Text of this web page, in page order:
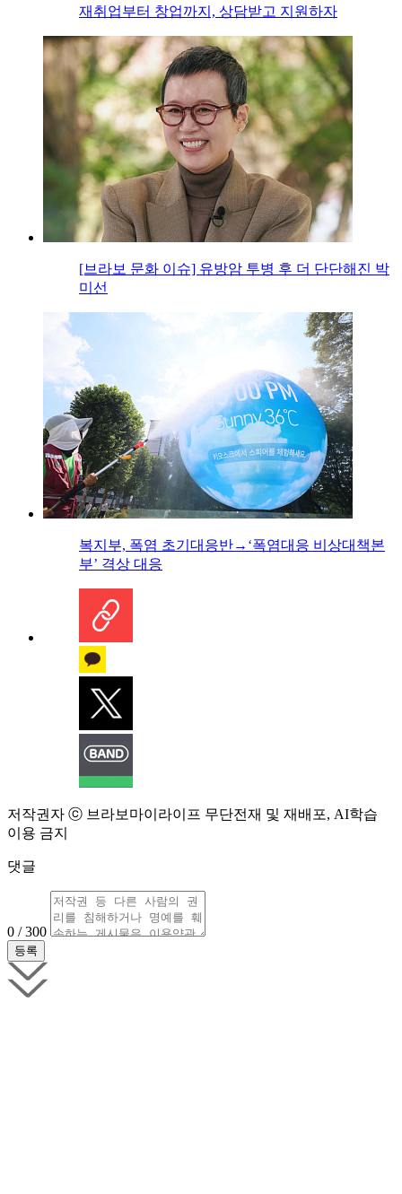
재취업부터 창업까지, 상담받고 지원하자
[브라보 문화 이슈] 유방암 투병 후 더 단단해진 박
미선
복지부, 폭염 초기대응반→‘폭염대응 비상대책본
부’ 격상 대응
저작권자 ⓒ 브라보마이라이프 무단전재 및 재배포, AI학습
이용 금지
댓글
0 / 300